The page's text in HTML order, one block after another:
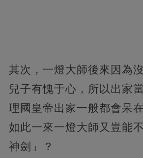
其次，一燈大師後來因為
兒子有愧于心，所以出家
理國皇帝出家一般都會呆
如此一來一燈大師又豈能
神劍」？